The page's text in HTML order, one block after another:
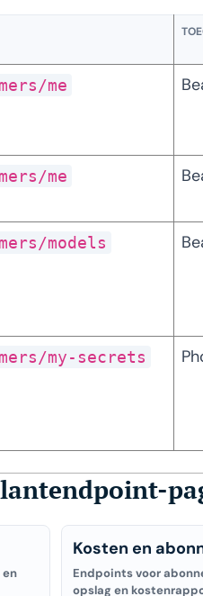
me
me
models
my-secrets
en
Kosten en
Endpoints voor
opslag en